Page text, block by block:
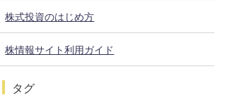
株式投資のはじめ方
株情報サイト利用ガイド
タグ